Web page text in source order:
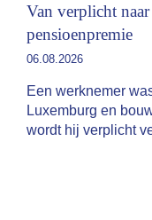
Van verplicht
pensioenpremie
06.08.2026
Een werknemer
Luxemburg en
wordt hij verplicht